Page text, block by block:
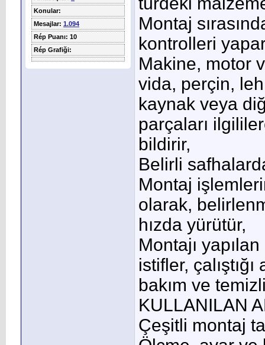
Konular:
Mesajlar: 1.094
Rép Puanı: 10
Rép Grafiği:
Montaj
kontrolleri
Makine, motor
vida, perçin,
kaynak veya
parçaları
bildirir,
Belirli
Montaj
olarak,
hızda yürütür,
Montajı
istifler,
bakım ve
KULLANILAN
Çeşitli montaj